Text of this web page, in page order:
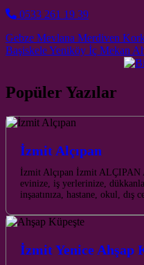
0533 261 19 39
Post navigation
Gebze Mevlana Merdiven
Başiskele Yeniköy İç Mekan
Popüler Yazılar
İzmit Alçıpan
İzmit Alçıpan İzmit ALÇIPAN
evinize, iş yerlerinize,
inşaatınıza, hastane, okul, dış
İzmit Yenice Ahşap